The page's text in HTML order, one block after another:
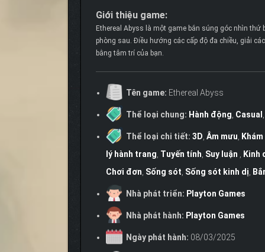
Giới thiệu game:
Ethereal Abyss là một game bắn súng góc nhìn
phòng sau. Điều hướng các cấp độ đa chiều, giải
bằng tâm trí của bạn.
Tên game: Ethereal Abyss
Thể loại chung: Hành động, Casual
Thể loại chi tiết: 3D, Âm mưu,
lý hành trang, Tuyến tính, Suy luận , Kinh
Chơi đơn, Sống sót, Sống sót kinh dị,
Nhà phát triển: Playton Games
Nhà phát hành: Playton Games
Ngày phát hành: 08/03/2025